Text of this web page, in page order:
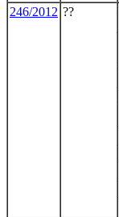
246/2012 ??